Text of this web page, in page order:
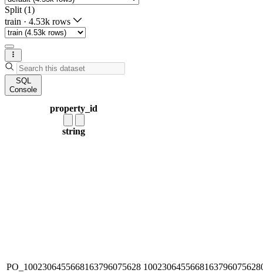
Split (1)
train · 4.53k rows
SQL
Console
property_id
string
PO_1002306455668163796075628